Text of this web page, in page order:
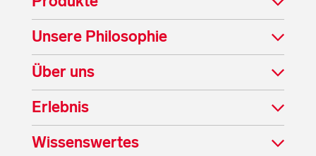
Unsere Philosophie
Über uns
Erlebnis
Wissenswertes